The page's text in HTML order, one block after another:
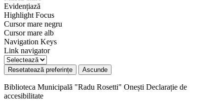
Evidențiază
Highlight Focus
Cursor mare negru
Cursor mare alb
Navigation Keys
Link navigator
Resetatează preferințe Ascunde
Biblioteca Municipală "Radu Rosetti" Onești Declarație de
accesibilitate